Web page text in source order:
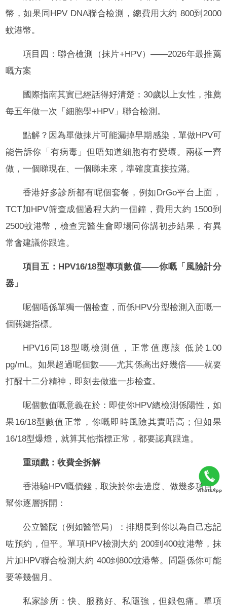
幣，如果同HPV DNA聯合檢測，總費用大約 800到2000
蚊港幣。
項目四：聯合檢測（抹片+HPV）——2026年最推薦
嘅方案
國際指南其實已經話得好清楚：30歲以上女性，推薦
每五年做一次「細胞學+HPV」聯合檢測。
點解？因為單做抹片可能漏掉早期感染，單做HPV可
能告訴你「有病毒」但唔知道細胞有冇變壞。兩樣一齊
做，一個睇現在、一個睇未來，準確度直接拉滿。
香港好多診所都有呢個套餐，例如DrGo平台上面，
TCT加HPV筛查成個過程大約一個鐘，費用大約 1500到
2500蚊港幣，檢查完醫生會即場同你講初步結果，有異
常會建議你跟進。
項目五：HPV16/18型專項數值——你嘅「風險計分
器」
呢個唔係單獨一個檢查，而係HPV分型檢測入面嘅一
個關鍵指標。
HPV16同18型嘅檢測值，正常值應該 低於1.00
pg/mL。如果超過呢個數——尤其係高出好幾倍——就要
打醒十二分精神，即刻去做進一步檢查。
呢個數值嘅意義在於：即使你HPV總檢測係陽性，如
果16/18型數值正常，你嘅即時風險其實唔高；但如果
16/18型爆燈，就算其他指標正常，都要認真跟進。
重頭戲：收費全拆解
香港驗HPV嘅價錢，取決於你去邊度、做幾多項目。
幫你逐層拆開：
公立醫院（例如醫管局）：排期長到你以為自己忘記
咗預約，但平。單項HPV檢測大約 200到400蚊港幣，抹
片加HPV聯合檢測大約 400到800蚊港幣。問題係你可能
要等幾個月。
私家診所：快、服務好、私隱強，但銀包痛。單項